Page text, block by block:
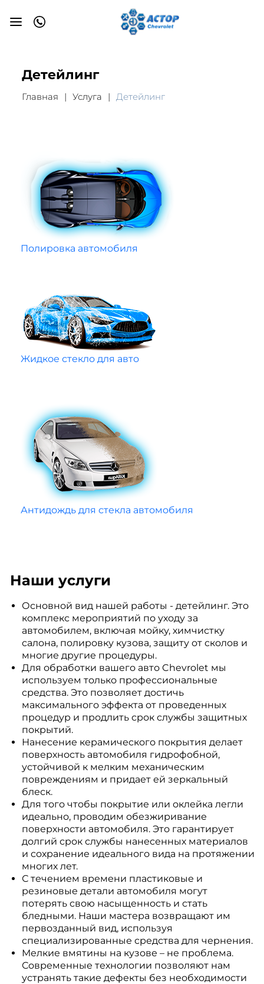
Детейлинг
Главная Услуга Детейлинг
Полировка автомобиля
Жидкое стекло для авто
Антидождь для стекла автомобиля
Наши услуги
Основной вид нашей работы - детейлинг. Это
комплекс мероприятий по уходу за
автомобилем, включая мойку, химчистку
салона, полировку кузова, защиту от сколов и
многие другие процедуры.
Для обработки вашего авто Chevrolet мы
используем только профессиональные
средства. Это позволяет достичь
максимального эффекта от проведенных
процедур и продлить срок службы защитных
покрытий.
Нанесение керамического покрытия делает
поверхность автомобиля гидрофобной,
устойчивой к мелким механическим
повреждениям и придает ей зеркальный
блеск.
Для того чтобы покрытие или оклейка легли
идеально, проводим обезжиривание
поверхности автомобиля. Это гарантирует
долгий срок службы нанесенных материалов
и сохранение идеального вида на протяжении
многих лет.
С течением времени пластиковые и
резиновые детали автомобиля могут
потерять свою насыщенность и стать
бледными. Наши мастера возвращают им
первозданный вид, используя
специализированные средства для чернения.
Мелкие вмятины на кузове – не проблема.
Современные технологии позволяют нам
устранять такие дефекты без необходимости